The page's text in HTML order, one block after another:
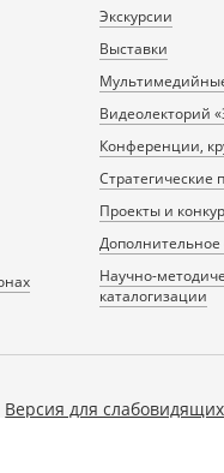
Экскурсии
Выставки
Видеолекторий
Конференции,
Стратегические
Проекты и
Дополнительное
Научно-
каталогизации
Версия для слабовидящих